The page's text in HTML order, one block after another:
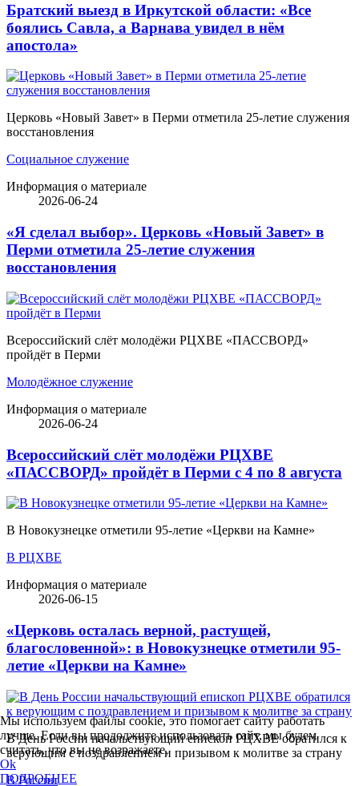
Братский выезд в Иркутской области: «Все
боялись Савла, а Варнава увидел в нём
апостола»
Церковь «Новый Завет» в Перми отметила 25-летие служения
восстановления
Социальное служение
Информация о материале
2026-06-24
«Я сделал выбор». Церковь «Новый Завет» в
Перми отметила 25-летие служения
восстановления
Всероссийский слёт молодёжи РЦХВЕ «ПАССВОРД»
пройдёт в Перми
Молодёжное служение
Информация о материале
2026-06-24
Всероссийский слёт молодёжи РЦХВЕ
«ПАССВОРД» пройдёт в Перми с 4 по 8 августа
В Новокузнецке отметили 95-летие «Церкви на Камне»
В РЦХВЕ
Информация о материале
2026-06-15
«Церковь осталась верной, растущей,
благословенной»: в Новокузнецке отметили 95-
летие «Церкви на Камне»
В День России начальствующий епископ РЦХВЕ обратился к
верующим с поздравлением и призывом к молитве за страну
В России
Мы используем файлы cookie, это помогает сайту работать
лучше. Если вы продолжите использовать сайт, мы будем
считать, что вы не возражаете.
Ok
ПОДРОБНЕЕ